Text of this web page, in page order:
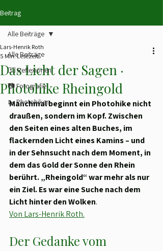
Beitrag
Alle Beiträge
✍🏻 Reflexionen
📷 Fotografie
🥾 Photohikes
Alle Beiträge
Das Licht der Sagen ·
Photohike Rheingold
Lars-Henrik Roth
5 Min. Lesezeit
Manchmal beginnt ein Photohike nicht
draußen, sondern im Kopf. Zwischen
den Seiten eines alten Buches, im
flackernden Licht eines Kamins – und
in der Sehnsucht nach dem Moment, in
dem das Gold der Sonne den Rhein
berührt. „Rheingold“ war mehr als nur
ein Ziel. Es war eine Suche nach dem
Licht hinter den Wolken.
Von Lars-Henrik Roth.
Der Gedanke vom